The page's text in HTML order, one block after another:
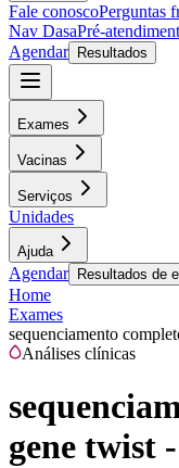
Fale conoscoPerguntas
Nav DasaPré-
Agendar
Resultados
Exames
Vacinas
Serviços
Unidades
Ajuda
Agendar Resultados de
Home
Exames
sequenciamento
Análises clínicas
gene twist